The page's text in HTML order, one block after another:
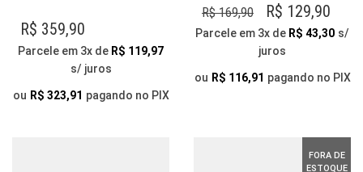
VARIANTES.
OPÇÕES
PODEM
SER
R$ 359,90
Parcele em 3x de R$ 119,97
s/ juros
ou R$ 323,91 pagando no PIX
SER
R$169,90
O
PREÇO
ORIGINAL
ERA:
R$ 129,90
É:
Parcele em 3x de R$ 43,30 s/
juros
ou R$ 116,91 pagando no PIX
FORA DE
ESTOQUE